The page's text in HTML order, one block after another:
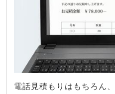
電話見積もりはもちろん